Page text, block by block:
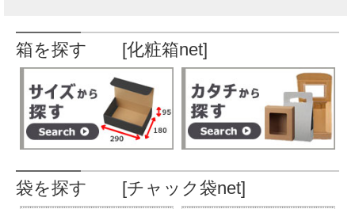
箱を探す [化粧箱net]
袋を探す [チャック袋net]